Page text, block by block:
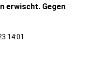
erwischt. Gegen
14:01